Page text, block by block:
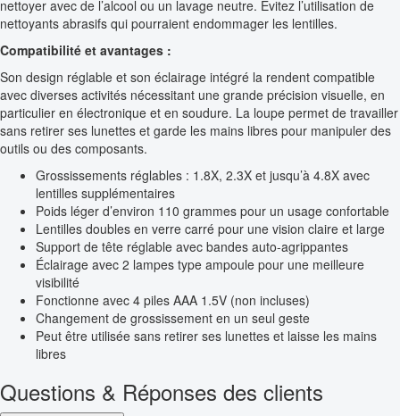
nettoyer avec de l’alcool ou un lavage neutre. Évitez l’utilisation de
nettoyants abrasifs qui pourraient endommager les lentilles.
Compatibilité et avantages :
Son design réglable et son éclairage intégré la rendent compatible
avec diverses activités nécessitant une grande précision visuelle, en
particulier en électronique et en soudure. La loupe permet de travailler
sans retirer ses lunettes et garde les mains libres pour manipuler des
outils ou des composants.
Grossissements réglables : 1.8X, 2.3X et jusqu’à 4.8X avec
lentilles supplémentaires
Poids léger d’environ 110 grammes pour un usage confortable
Lentilles doubles en verre carré pour une vision claire et large
Support de tête réglable avec bandes auto-agrippantes
Éclairage avec 2 lampes type ampoule pour une meilleure
visibilité
Fonctionne avec 4 piles AAA 1.5V (non incluses)
Changement de grossissement en un seul geste
Peut être utilisée sans retirer ses lunettes et laisse les mains
libres
Questions & Réponses des clients